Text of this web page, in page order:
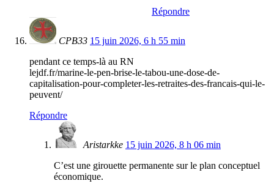
Répondre
CPB33 15 juin 2026, 6 h 55 min
pendant ce temps-là au RN
lejdf.fr/marine-le-pen-brise-le-tabou-une-dose-de-
capitalisation-pour-completer-les-retraites-des-francais-qui-le-
peuvent/
Répondre
Aristarkke 15 juin 2026, 8 h 06 min
C’est une girouette permanente sur le plan conceptuel
économique.